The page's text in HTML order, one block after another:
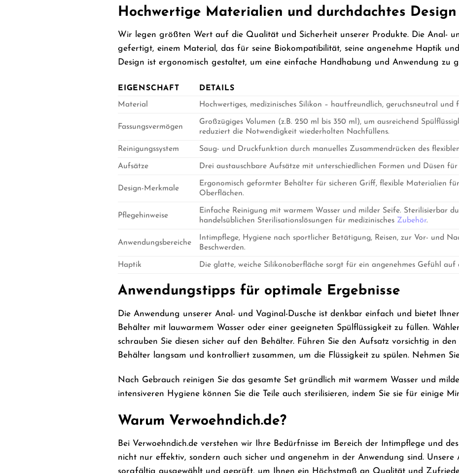
Hochwertige Materialien und durchdachtes Design
Wir legen größten Wert auf die Qualität und Sicherheit unserer Produkte. Die Anal-
gefertigt, einem Material, das für seine Biokompatibilität, seine angenehme Haptik
Design ist ergonomisch gestaltet, um eine einfache Handhabung und Anwendung zu
EIGENSCHAFT DETAILS
Material Hochwertiges, medizinisches Silikon – hautfreundlich, geruchsneutral und
Fassungsvermögen
Großzügiges Volumen (z.B. 250 ml bis 350 ml), um ausreichend
reduziert die Notwendigkeit wiederholten Nachfüllens.
Reinigungssystem Saug- und Druckfunktion durch manuelles Zusammendrücken des
Aufsätze Drei austauschbare Aufsätze mit unterschiedlichen Formen und Düsen
Design-Merkmale
Ergonomisch geformter Behälter für sicheren Griff, flexible Materialien
Oberflächen.
Pflegehinweise
Einfache Reinigung mit warmem Wasser und milder Seife. Sterilisierbar
handelsüblichen Sterilisationslösungen für medizinisches Zubehör.
Anwendungsbereiche
Intimpflege, Hygiene nach sportlicher Betätigung, Reisen, zur Vor- und
Beschwerden.
Haptik Die glatte, weiche Silikonoberfläche sorgt für ein angenehmes Gefühl
Anwendungstipps für optimale Ergebnisse
Die Anwendung unserer Anal- und Vaginal-Dusche ist denkbar einfach und bietet
Behälter mit lauwarmem Wasser oder einer geeigneten Spülflüssigkeit zu füllen.
schrauben Sie diesen sicher auf den Behälter. Führen Sie den Aufsatz vorsichtig in
Behälter langsam und kontrolliert zusammen, um die Flüssigkeit zu spülen. Nehmen
Nach Gebrauch reinigen Sie das gesamte Set gründlich mit warmem Wasser und
intensiveren Hygiene können Sie die Teile auch sterilisieren, indem Sie sie für einige
Warum Verwoehndich.de?
Bei Verwoehndich.de verstehen wir Ihre Bedürfnisse im Bereich der Intimpflege und
nicht nur effektiv, sondern auch sicher und angenehm in der Anwendung sind.